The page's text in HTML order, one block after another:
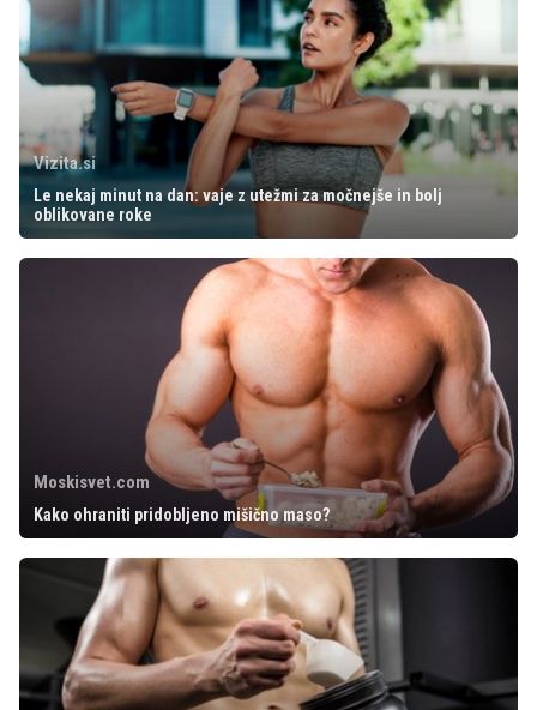
Vizita.si
Le nekaj minut na dan: vaje z utežmi za močnejše in bolj
oblikovane roke
Moskisvet.com
Kako ohraniti pridobljeno mišično maso?